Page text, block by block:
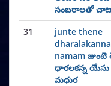
సంబరాలతో
31
junte thene
namam జుంటె
ధారలకన్న
మధుర